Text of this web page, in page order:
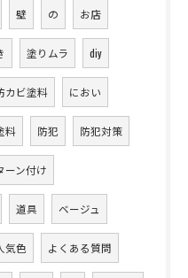
壁 の お店
塗りムラ diy
カビ塗料 におい
料 防犯 防犯対策
ーン付け
道具 ベージュ
気色 よくある質問